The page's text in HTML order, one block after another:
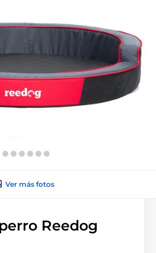
Ver más fotos
Reedog